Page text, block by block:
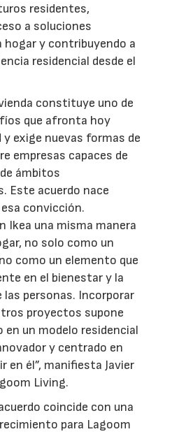
residentes,
a soluciones
hogar y contribuyendo a
residencial desde el
constituye uno de
que afronta hoy
exige nuevas formas de
empresas capaces de
ámbitos
Este acuerdo nace
convicción.
Ikea una misma manera
no solo como un
como un elemento que
en el bienestar y la
las personas. Incorporar
proyectos supone
en un modelo residencial
y centrado en
en él”, manifiesta Javier
Living.
coincide con una
para Lagoom